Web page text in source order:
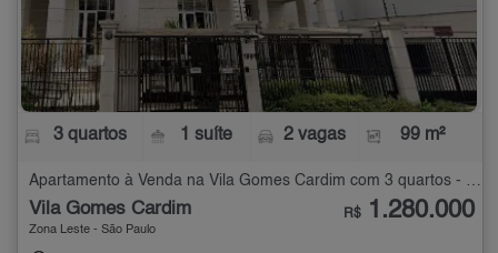
3 quartos 1 suíte 2 vagas 99 m²
Vila Gomes Cardim
Zona Leste - São Paulo
R$ 1.280.000